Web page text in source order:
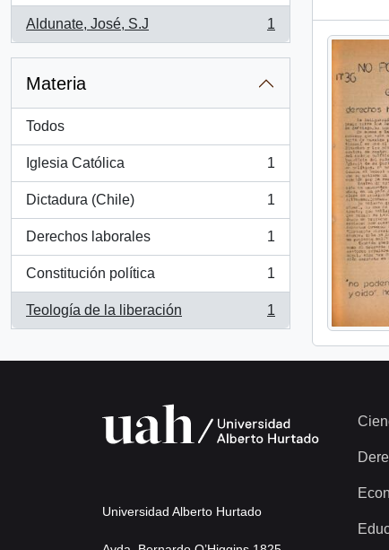
Aldunate, José, S.J
, 1 resultados
1
Materia
Todos
Iglesia Católica
, 1 resultados
1
Dictadura (Chile)
, 1 resultados
1
Derechos laborales
, 1 resultados
1
Constitución política
, 1 resultados
1
Teología de la liberación
, 1 resultados
1
Universidad Alberto Hurtado